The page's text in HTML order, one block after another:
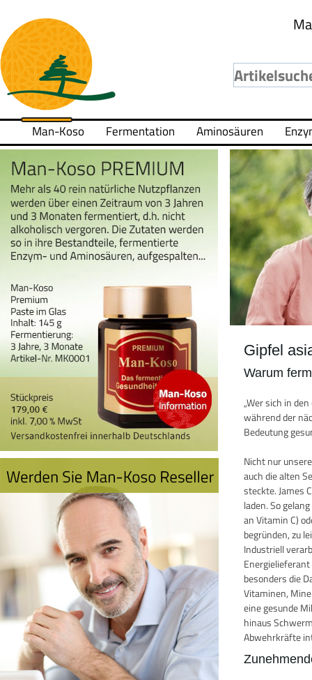
Man-Koso Fermentation Aminosäuren
Gipfel
Warum
„Wer sich in
während der
Bedeutung
Nicht nur
auch die alten
steckte. James
laden. So
an Vitamin C)
begründen, zu
Industriell
besonders die
Vitaminen,
eine gesunde
hinaus
Abwehrkräfte